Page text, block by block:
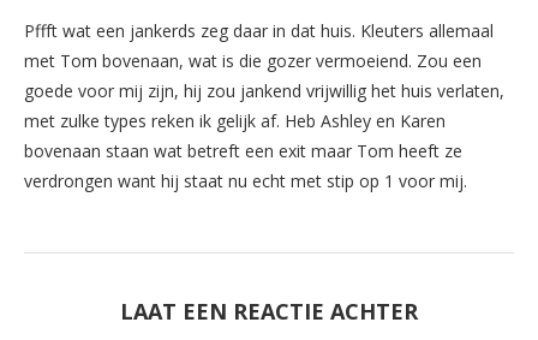
Pffft wat een jankerds zeg daar in dat huis. Kleuters allemaal
met Tom bovenaan, wat is die gozer vermoeiend. Zou een
goede voor mij zijn, hij zou jankend vrijwillig het huis verlaten,
met zulke types reken ik gelijk af. Heb Ashley en Karen
bovenaan staan wat betreft een exit maar Tom heeft ze
verdrongen want hij staat nu echt met stip op 1 voor mij.
LAAT EEN REACTIE ACHTER